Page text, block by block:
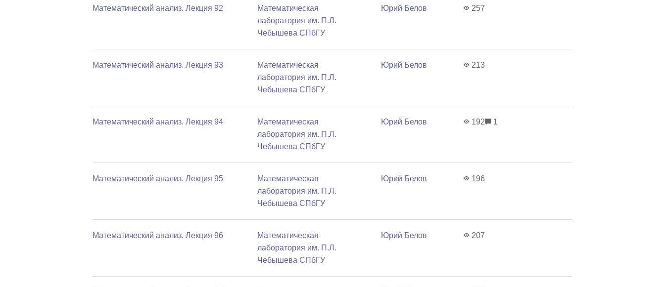
Математический анализ. Лекция 92
Математичеcкая
лаборатория им. П.Л.
Чебышева СПбГУ
Юрий Белов 257
Математический анализ. Лекция 93
Математичеcкая
лаборатория им. П.Л.
Чебышева СПбГУ
Юрий Белов 213
Математический анализ. Лекция 94
Математичеcкая
лаборатория им. П.Л.
Чебышева СПбГУ
Юрий Белов 192 1
Математический анализ. Лекция 95
Математичеcкая
лаборатория им. П.Л.
Чебышева СПбГУ
Юрий Белов 196
Математический анализ. Лекция 96
Математичеcкая
лаборатория им. П.Л.
Чебышева СПбГУ
Юрий Белов 207